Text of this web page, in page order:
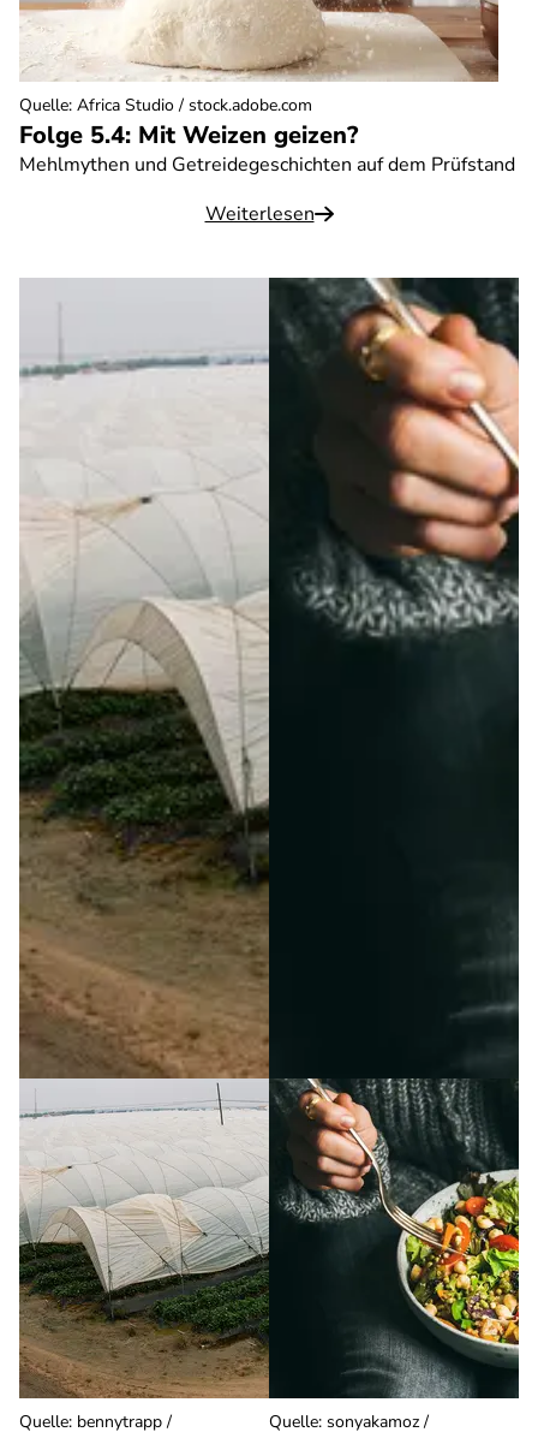
Folge 5.4: Mit Weizen geizen?
Mehlmythen und Getreidegeschichten auf dem Prüfstand
Weiterlesen
Quelle: Africa Studio / stock.adobe.com
Quelle: bennytrapp /
Quelle: sonyakamoz /